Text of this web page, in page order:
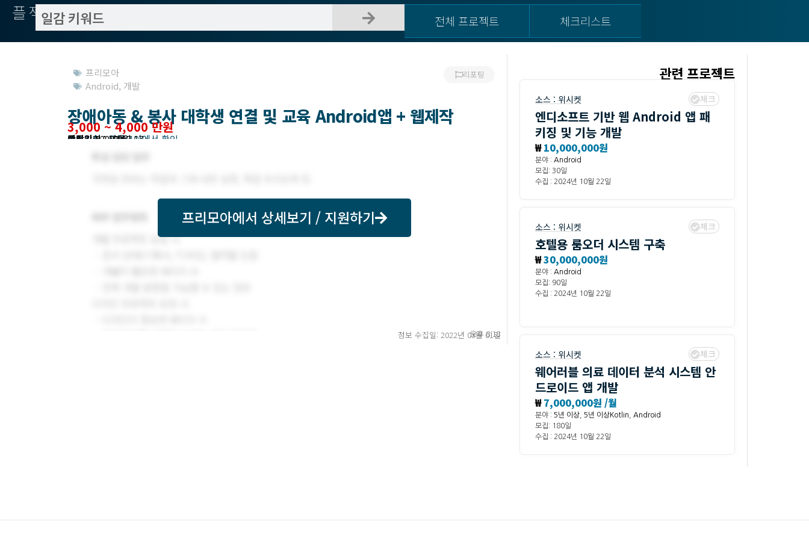
플젝서치 전체 프로젝트 체크리스트
프리모아
Android, 개발
리포팅
장애아동 & 봉사 대학생 연결 및 교육 Android앱 + 웹제작
3,000 ~ 4,000 만원
작업방식 : 도급
모집기한 : 프리모아에서 확인
예상기간 : 120일
등록일 : 2022.02.17
관련지역 : 서울
프리모아에서 상세보기 / 지원하기
정보 수집일: 2022년 03월 01일
오후 8:18
관련 프로젝트
소스 : 위시켓 체크
엔디소프트 기반 웹 Android 앱 패
키징 및 기능 개발
₩10,000,000원
분야 : Android
모집: 30일
수집 : 2024년 10월 22일
소스 : 위시켓 체크
호텔용 룸오더 시스템 구축
₩30,000,000원
분야 : Android
모집: 90일
수집 : 2024년 10월 22일
소스 : 위시켓 체크
웨어러블 의료 데이터 분석 시스템 안
드로이드 앱 개발
₩7,000,000원 /월
분야 : 5년 이상 5년 이상Kotlin
Android
모집: 180일
수집 : 2024년 10월 22일